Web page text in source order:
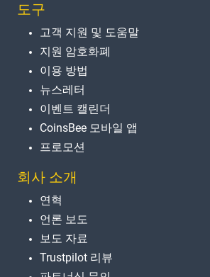
도구
고객 지원 및 도움말
지원 암호화폐
이용 방법
뉴스레터
이벤트 캘린더
CoinsBee 모바일 앱
프로모션
회사 소개
연혁
언론 보도
보도 자료
Trustpilot 리뷰